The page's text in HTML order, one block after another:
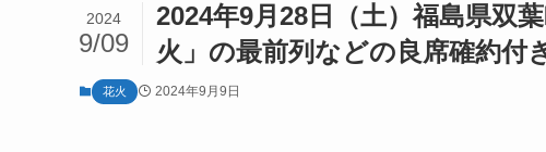
2024年9月28日（土）福島県双
火」の最前列などの良席確約付
2024
9/09
花火 2024年9月9日